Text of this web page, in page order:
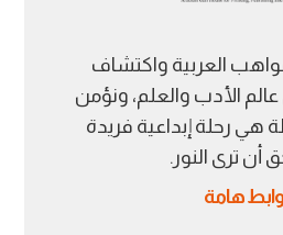
العربية واكتشاف
الأدب والعلم، ونؤمن
رحلة إبداعية فريدة
أن ترى النور.
هامة